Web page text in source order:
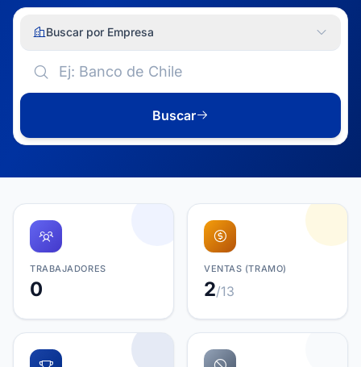
Buscar por Empresa
Buscar
TRABAJADORES
0
VENTAS (TRAMO)
2/13